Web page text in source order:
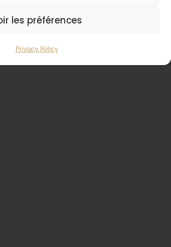
les préférences
Privacy Policy
MAISON
DE LA